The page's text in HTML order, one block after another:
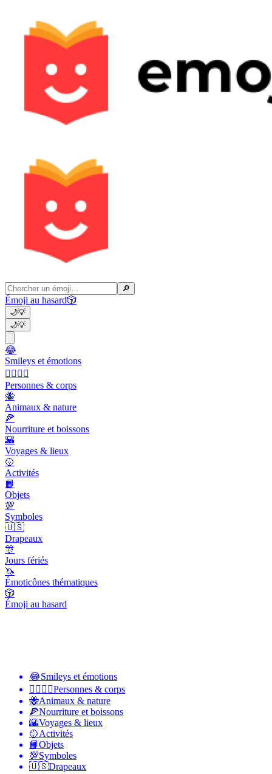
🔎
Émoji au hasard🎲
🌙💡
🌙💡
😂
Smileys et émotions
👩‍❤️‍💋‍👨
Personnes & corps
🐝
Animaux & nature
🍕
Nourriture et boissons
🌇
Voyages & lieux
🥎
Activités
📙
Objets
💯
Symboles
🇺🇸
Drapeaux
🎊
Jours fériés
🦄
Émoticônes thématiques
🎲
Émoji au hasard
😂Smileys et émotions
👩‍❤️‍💋‍👨Personnes & corps
🐝Animaux & nature
🍕Nourriture et boissons
🌇Voyages & lieux
🥎Activités
📙Objets
💯Symboles
🇺🇸Drapeaux